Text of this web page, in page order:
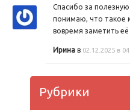
Спасибо за
понимаю, что такое
вовремя заметить
Ирина в 02.12.2025 в
Рубрики